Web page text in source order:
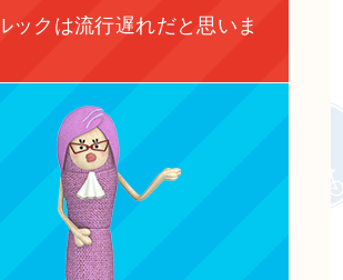
ックは流行遅れだと思いま